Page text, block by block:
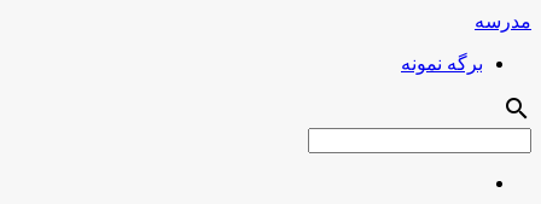
مدرسه
برگه نمونه
search